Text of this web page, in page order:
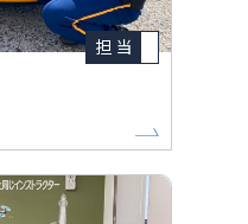
担 当